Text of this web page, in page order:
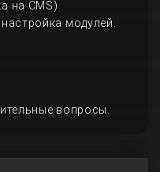
на CMS)
модулей.
вопросы.